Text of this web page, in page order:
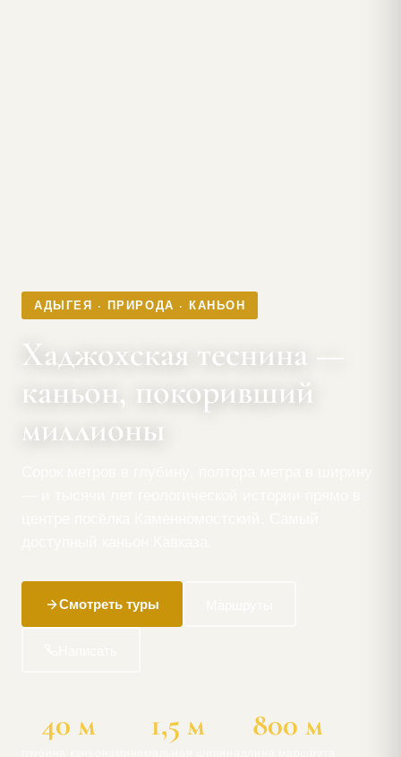
АДЫГЕЯ · ПРИРОДА · КАНЬОН
Хаджохская теснина —
каньон, покоривший
миллионы
Смотреть туры
40 м 1,5 м 800 м